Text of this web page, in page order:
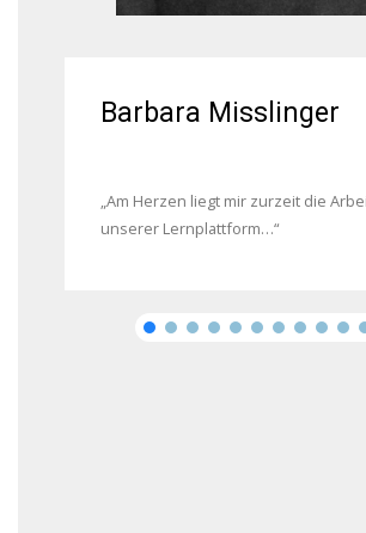
Barbara Misslinger
„Am Herzen liegt mir zurzeit die
unserer Lernplattform…“